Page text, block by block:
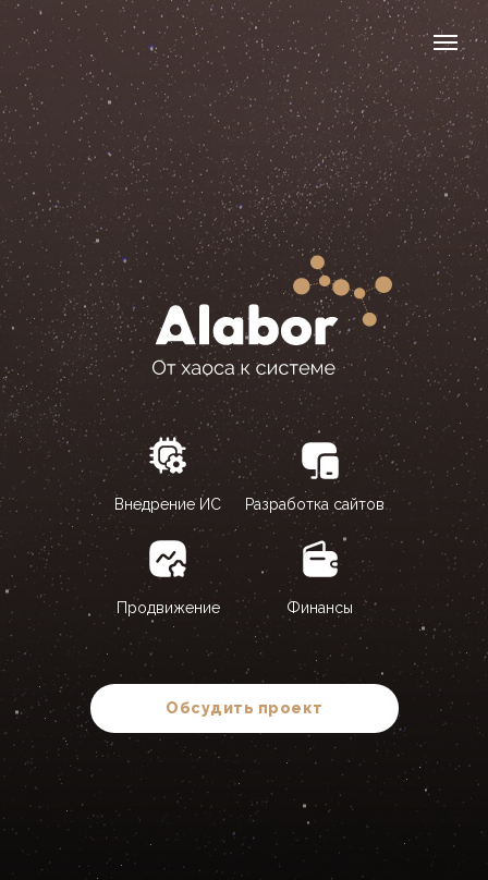
Обсудить проект
Внедрение ИС
Финансы
Продвижение
Разработка сайтов